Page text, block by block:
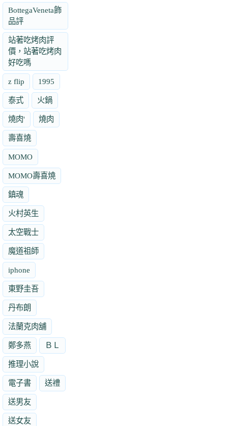
BottegaVeneta飾
品評
站著吃烤肉評
價，站著吃烤肉
好吃嗎
z flip 1995
泰式 火鍋
燒肉' 燒肉
壽喜燒
MOMO
MOMO壽喜燒
鎮魂
火村英生
太空戰士
魔道祖師
iphone
東野圭吾
丹布朗
法蘭克肉舖
鄭多燕 ＢＬ
推理小說
電子書 送禮
送男友
送女友